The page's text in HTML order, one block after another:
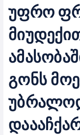
უფრო
გონს